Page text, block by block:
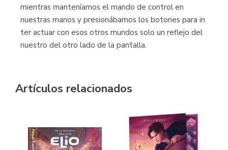
mientras manteníamos el mando de control en
nuestras manos y presionábamos los botones para in
ter actuar con esos otros mundos solo un reflejo del
nuestro del otro lado de la pantalla.
Artículos relacionados